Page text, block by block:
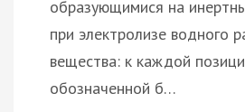
образующимися на
при электролизе водного
вещества: к каждой
обозначенной б…